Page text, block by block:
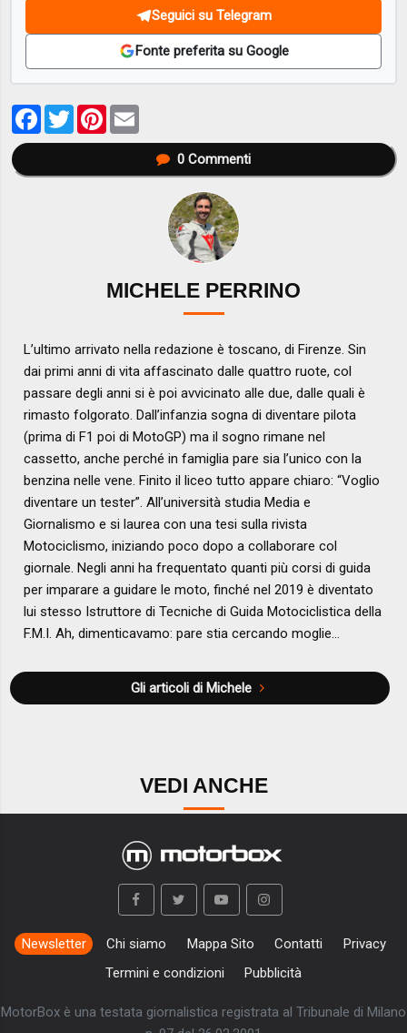
Seguici su Telegram
Fonte preferita su Google
Facebook
TwitterPinterest
0Commenti
MICHELE PERRINO
L’ultimo arrivato nella redazione è toscano, di Firenze. Sin
dai primi anni di vita affascinato dalle quattro ruote, col
passare degli anni si è poi avvicinato alle due, dalle quali è
rimasto folgorato. Dall’infanzia sogna di diventare pilota
(prima di F1 poi di MotoGP) ma il sogno rimane nel
cassetto, anche perché in famiglia pare sia l’unico con la
benzina nelle vene. Finito il liceo tutto appare chiaro: “Voglio
diventare un tester”. All’università studia Media e
Giornalismo e si laurea con una tesi sulla rivista
Motociclismo, iniziando poco dopo a collaborare col
giornale. Negli anni ha frequentato quanti più corsi di guida
per imparare a guidare le moto, finché nel 2019 è diventato
lui stesso Istruttore di Tecniche di Guida Motociclistica della
F.M.I. Ah, dimenticavamo: pare stia cercando moglie…
Gli articoli di Michele
VEDI ANCHE
Newsletter Chi siamo Mappa Sito Contatti
Privacy
Termini e condizioni
Pubblicità
MotorBox è una testata giornalistica registrata al Tribunale di Milano